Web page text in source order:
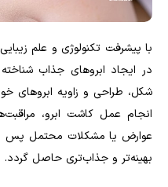
با پیشرفت تکنولوژی و علم
در ایجاد ابروهای جذاب
شکل، طراحی و زاویه ابروهای
انجام عمل کاشت ابرو،
عوارض یا مشکلات محتمل پس
بهینه‌تر و جذاب‌تری حاصل گردد.